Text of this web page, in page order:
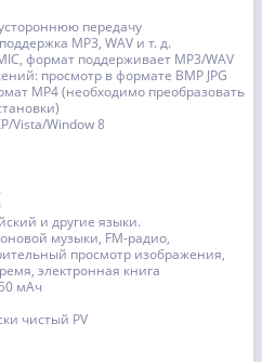
передачу
MP3, WAV и т. д.
формат поддерживает MP3/WAV
просмотр в формате BMP JPG
MP4 (необходимо преобразовать
Vista/Window 8
и другие языки.
музыки, FM-радио,
просмотр изображения,
электронная книга
мАч
чистый PV